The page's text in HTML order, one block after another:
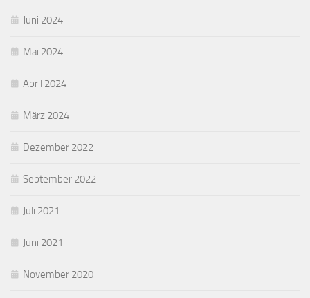
Juni 2024
Mai 2024
April 2024
März 2024
Dezember 2022
September 2022
Juli 2021
Juni 2021
November 2020